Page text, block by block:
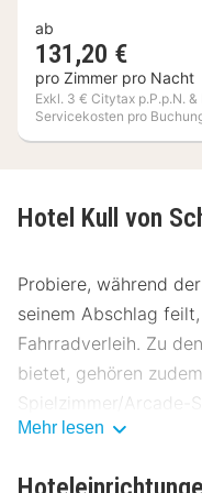
ab
131,20 €
pro Zimmer pro Nacht
Exkl. 3 € Citytax p.P.p.N. &
Servicekosten pro
Hotel Kull von
Probiere, während
seinem Abschlag
Fahrradverleih. Zu
bietet, gehören
Spielzimmer/Arcade-
Deinen Durst kannst
Mehr lesen